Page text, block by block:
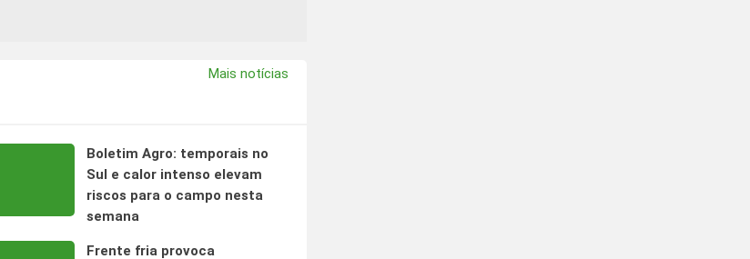
Mais notícias
Boletim Agro: temporais no
Sul e calor intenso elevam
riscos para o campo nesta
semana
Frente fria provoca